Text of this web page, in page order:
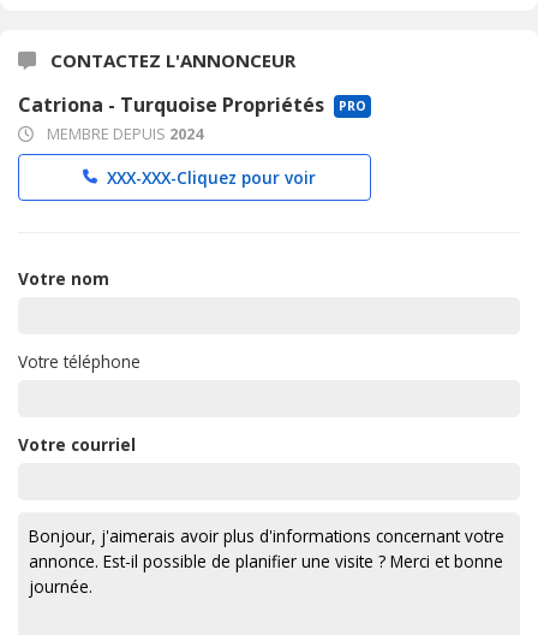
CONTACTEZ L'ANNONCEUR
Catriona - Turquoise Propriétés PRO
MEMBRE DEPUIS 2024
XXX-XXX-Cliquez pour voir
Votre nom
Votre téléphone
Votre courriel